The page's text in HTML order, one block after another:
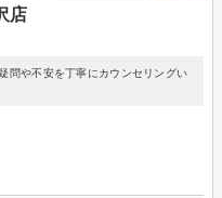
店
問や不安を丁寧にカウンセリングい